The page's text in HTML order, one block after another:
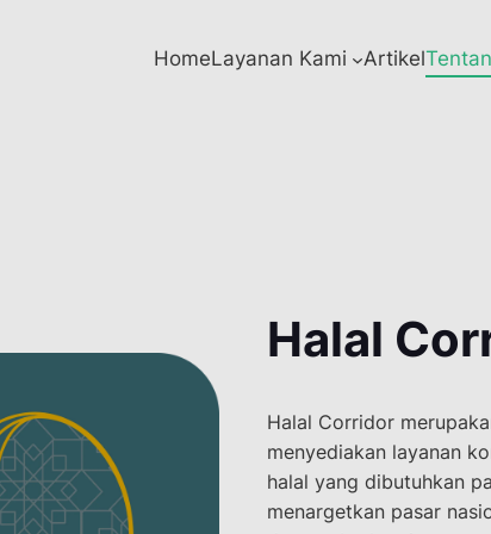
HomeLayanan Kami Artikel
Halal
Halal Corridor
menyediakan layanan
halal yang dibutuhkan
menargetkan pasar